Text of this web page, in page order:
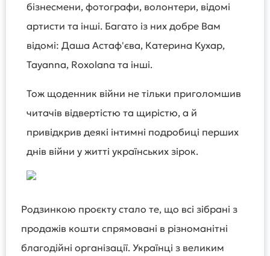
бізнесмени, фотографи, волонтери, відомі
артисти та інші. Багато із них добре Вам
відомі: Даша Астаф'єва, Катерина Кухар,
Tayanna, Roxolana та інші.
Тож щоденник війни не тільки приголомшив
читачів відвертістю та щирістю, а й
привідкрив деякі інтимні подробиці перших
днів війни у житті українських зірок.
Родзинкою проєкту стало те, що всі зібрані з
продажів кошти спрямовані в різноманітні
благодійні організації. Українці з великим